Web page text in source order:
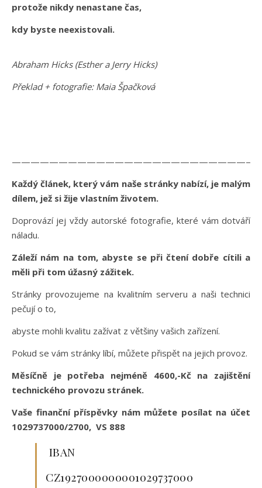
protože nikdy nenastane čas,
kdy byste neexistovali.
Abraham Hicks (Esther a Jerry Hicks)
Překlad + fotografie: Maia Špačková
Každý článek, který vám naše stránky nabízí, je malým
dílem, jež si žije vlastním životem.
Doprovází jej vždy autorské fotografie, které vám dotváří
náladu.
Záleží nám na tom, abyste se při čtení dobře cítili a
měli při tom úžasný zážitek.
Stránky provozujeme na kvalitním serveru a naši technici
pečují o to,
abyste mohli kvalitu zažívat z většiny vašich zařízení.
Pokud se vám stránky líbí, můžete přispět na jejich provoz.
Měsíčně je potřeba nejméně 4600,-Kč na zajištění
technického provozu stránek.
Vaše finanční příspěvky nám můžete posílat na účet
1029737000/2700, VS 888
IBAN
CZ1927000000001029737000